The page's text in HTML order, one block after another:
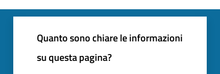
Quanto sono chiare le informazioni
su questa pagina?